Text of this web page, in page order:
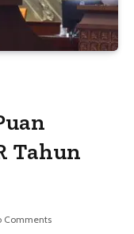
Tahun
Comments